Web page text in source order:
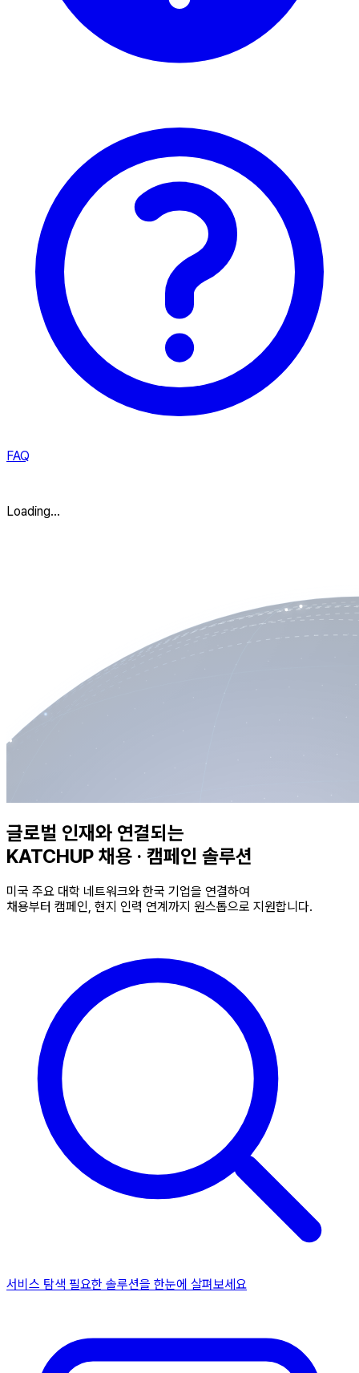
FAQ
Loading...
글로벌 인재와 연결되는
KATCHUP 채용 · 캠페인 솔루션
미국 주요 대학 네트워크와 한국 기업을 연결하여
채용부터 캠페인, 현지 인력 연계까지 원스톱으로 지원합니다.
서비스 탐색 필요한 솔루션을 한눈에 살펴보세요